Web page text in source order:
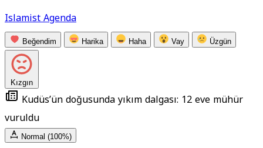
Islamist Agenda
Beğendim Harika Haha Vay Üzgün
Kızgın
Kudüs’ün doğusunda yıkım dalgası: 12 eve mühür
vuruldu
Normal (100%)